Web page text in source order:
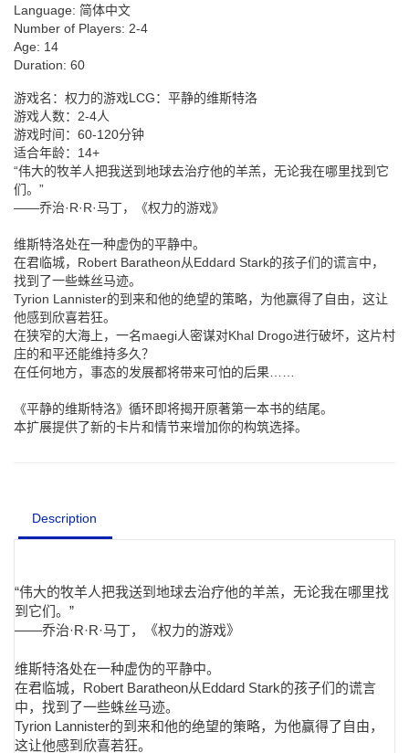
Language: 简体中文
Number of Players: 2-4
Age: 14
Duration: 60
游戏名：权力的游戏LCG：平静的维斯特洛
游戏人数：2-4人
游戏时间：60-120分钟
适合年龄：14+
“伟大的牧羊人把我送到地球去治疗他的羊羔，无论我在哪里找到它
们。”
——乔治·R·R·马丁，《权力的游戏》
维斯特洛处在一种虚伪的平静中。
在君临城，Robert Baratheon从Eddard Stark的孩子们的谎言中，
找到了一些蛛丝马迹。
Tyrion Lannister的到来和他的绝望的策略，为他赢得了自由，这让
他感到欣喜若狂。
在狭窄的大海上，一名maegi人密谋对Khal Drogo进行破坏，这片村
庄的和平还能维持多久？
在任何地方，事态的发展都将带来可怕的后果……
《平静的维斯特洛》循环即将揭开原著第一本书的结尾。
本扩展提供了新的卡片和情节来增加你的构筑选择。
Description
“伟大的牧羊人把我送到地球去治疗他的羊羔，无论我在哪里找
到它们。”
——乔治·R·R·马丁，《权力的游戏》
维斯特洛处在一种虚伪的平静中。
在君临城，Robert Baratheon从Eddard Stark的孩子们的谎言
中，找到了一些蛛丝马迹。
Tyrion Lannister的到来和他的绝望的策略，为他赢得了自由，
这让他感到欣喜若狂。